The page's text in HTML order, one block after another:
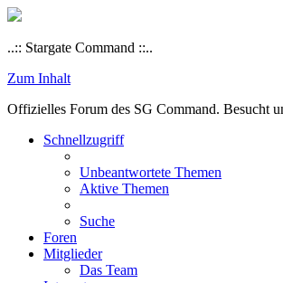
..:: Stargate Command ::..
Zum Inhalt
Offizielles Forum des SG Command. Besucht
Schnellzugriff
Unbeantwortete Themen
Aktive Themen
Suche
Foren
Mitglieder
Das Team